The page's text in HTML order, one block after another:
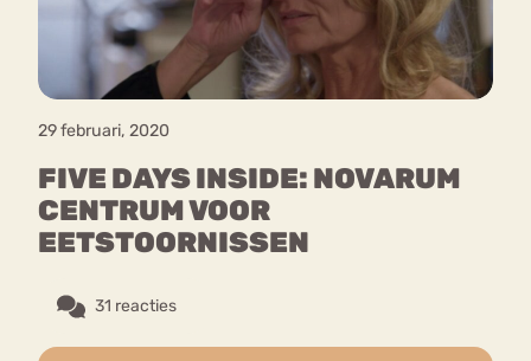
29 februari, 2020
FIVE DAYS INSIDE: NOVARUM
CENTRUM VOOR
EETSTOORNISSEN
31 reacties